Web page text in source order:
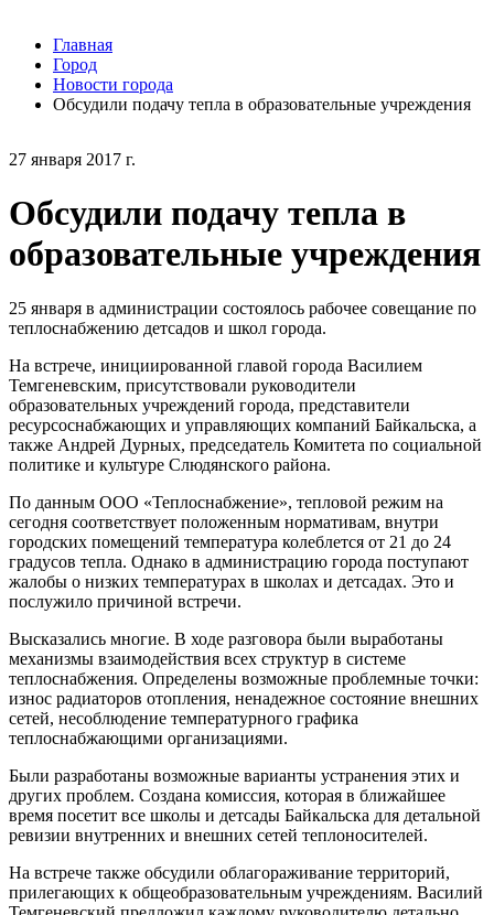
27 января 2017 г.
Обсудили подачу тепла в
образовательные учреждения
25 января в администрации состоялось рабочее совещание по
теплоснабжению детсадов и школ города.
На встрече, инициированной главой города Василием
Темгеневским, присутствовали руководители
образовательных учреждений города, представители
ресурсоснабжающих и управляющих компаний Байкальска, а
также Андрей Дурных, председатель Комитета по социальной
политике и культуре Слюдянского района.
По данным ООО «Теплоснабжение», тепловой режим на
сегодня соответствует положенным нормативам, внутри
городских помещений температура колеблется от 21 до 24
градусов тепла. Однако в администрацию города поступают
жалобы о низких температурах в школах и детсадах. Это и
послужило причиной встречи.
Высказались многие. В ходе разговора были выработаны
механизмы взаимодействия всех структур в системе
теплоснабжения. Определены возможные проблемные точки:
износ радиаторов отопления, ненадежное состояние внешних
сетей, несоблюдение температурного графика
теплоснабжающими организациями.
Были разработаны возможные варианты устранения этих и
других проблем. Создана комиссия, которая в ближайшее
время посетит все школы и детсады Байкальска для детальной
ревизии внутренних и внешних сетей теплоносителей.
На встрече также обсудили облагораживание территорий,
прилегающих к общеобразовательным учреждениям. Василий
Главная
Город
Новости города
Обсудили подачу тепла в образовательные учреждения